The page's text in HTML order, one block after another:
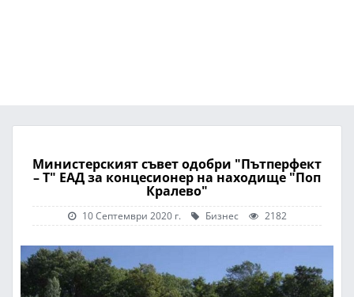
Министерският съвет одобри "Пътперфект
– Т" ЕАД за концесионер на находище "Поп
Кралево"
10 Септември 2020 г. Бизнес 2182